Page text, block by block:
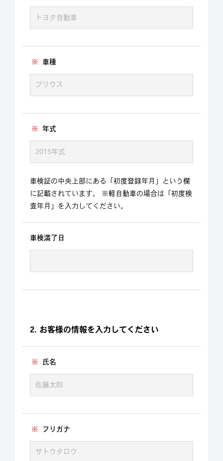
※ 車種
※ 年式
車検証の中央上部にある「初度登録年月」という欄
に記載されています。 ※軽自動車の場合は「初度検
査年月」を入力してください。
車検満了日
2. お客様の情報を入力してください
※ 氏名
※ フリガナ